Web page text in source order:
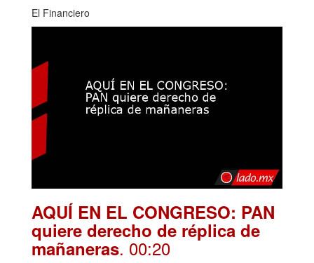
El Financiero
AQUÍ EN EL CONGRESO: PAN
quiere derecho de réplica de
mañaneras. 00:20